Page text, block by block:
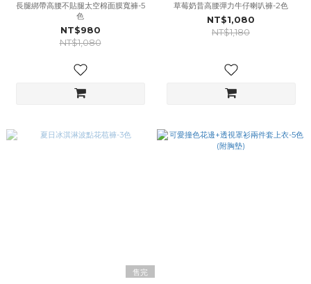
長腿綁帶高腰不貼腿太空棉面膜寬褲-5
色
NT$980
NT$1,080
草莓奶昔高腰彈力牛仔喇叭褲-2色
NT$1,080
NT$1,180
售完